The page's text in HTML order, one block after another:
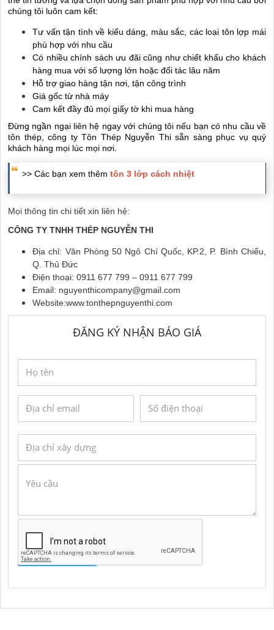
chúng tôi luôn cam kết:
Tư vấn tận tình về kiểu dáng, màu sắc, các loại tôn lợp mái
phù hợp với nhu cầu
Có nhiều chính sách ưu đãi cũng như chiết khấu cho khách
hàng mua với số lượng lớn hoặc đối tác lâu năm
Hỗ trợ giao hàng tận nơi, tận công trình
Giá gốc từ nhà máy
Cam kết đầy đủ mọi giấy tờ khi mua hàng
Đừng ngần ngại liên hệ ngay với chúng tôi nếu bạn có nhu cầu về
tôn thép, công ty Tôn Thép Nguyễn Thi sẵn sàng phục vụ quý
khách hàng mọi lúc mọi nơi.
>> Các bạn xem thêm tôn 3 lớp cách nhiệt
Mọi thông tin chi tiết xin liên hệ:
CÔNG TY TNHH THÉP NGUYỄN THI
Địa chỉ: Văn Phòng 50 Ngô Chí Quốc, KP.2, P. Bình Chiểu,
Q. Thủ Đức
Điện thoại: 0911 677 799 – 0911 677 799
Email: nguyenthicompany@gmail.com
Website:www.tonthepnguyenthi.com
ĐĂNG KÝ NHẬN BÁO GIÁ
GỬI YÊU CẦU